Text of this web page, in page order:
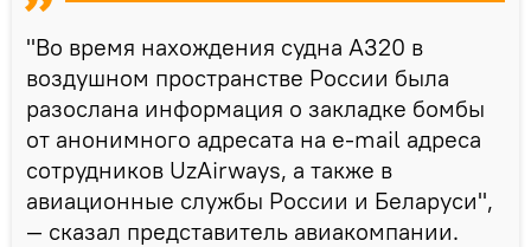
"Во время нахождения судна А320 в
воздушном пространстве России была
разослана информация о закладке бомбы
от анонимного адресата на e-mail адреса
сотрудников UzAirways, а также в
авиационные службы России и Беларуси",
— сказал представитель авиакомпании.